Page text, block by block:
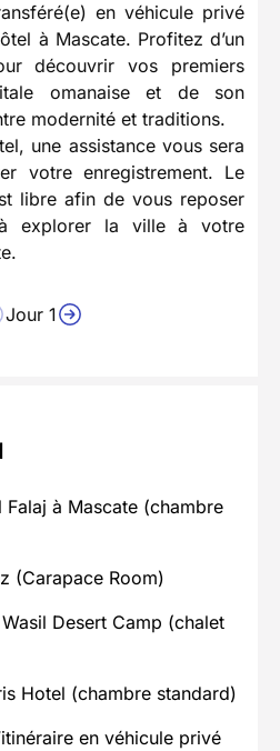
en véhicule privé
à Mascate. Profitez d’un
découvrir vos premiers
omanaise et de son
modernité et traditions.
une assistance vous sera
votre enregistrement. Le
libre afin de vous reposer
explorer la ville à votre
Jour 1
Falaj à Mascate (chambre
(Carapace Room)
Desert Camp (chalet
Hotel (chambre standard)
en véhicule privé